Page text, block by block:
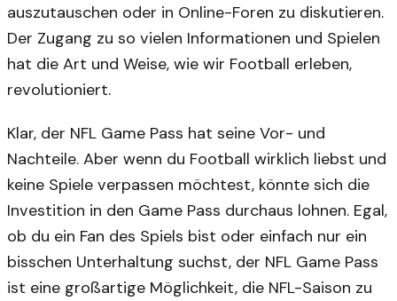
auszutauschen oder in Online-Foren zu diskutieren.
Der Zugang zu so vielen Informationen und Spielen
hat die Art und Weise, wie wir Football erleben,
revolutioniert.
Klar, der NFL Game Pass hat seine Vor- und
Nachteile. Aber wenn du Football wirklich liebst und
keine Spiele verpassen möchtest, könnte sich die
Investition in den Game Pass durchaus lohnen. Egal,
ob du ein Fan des Spiels bist oder einfach nur ein
bisschen Unterhaltung suchst, der NFL Game Pass
ist eine großartige Möglichkeit, die NFL-Saison zu